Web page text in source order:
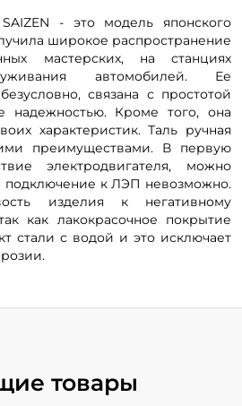
- это модель японского
широкое распространение
мастерских, на станциях
автомобилей. Ее
связана с простотой
надежностью. Кроме того, она
характеристик. Таль ручная
преимуществами. В первую
электродвигателя, можно
подключение к ЛЭП невозможно.
изделия к негативному
как лакокрасочное покрытие
стали с водой и это исключает
товары